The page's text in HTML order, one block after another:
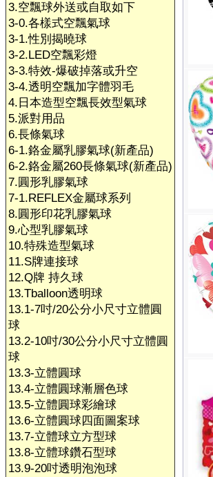
3.空飄球外送或自取如下
3-0.各樣式空飄氣球
3-1.性別揭曉球
3-2.LED空飄彩燈
3-3.特效-爆破掉落或升空
3-4.透明空飄加字體羽毛
4.日本造型空飄長效型氣球
5.派對用品
6.長條氣球
6-1.鉻金屬乳膠氣球(新產品)
6-2.鉻金屬260長條氣球(新產品)
7.圓形乳膠氣球
7-1.REFLEX金屬球系列
8.圓形印花乳膠氣球
9.心型乳膠氣球
10.特殊造型氣球
11.S牌連接球
12.Q牌 持久球
13.Tballoon透明球
13.1-7吋/20公分小尺寸立體圓
球
13.2-10吋/30公分小尺寸立體圓
球
13.3-立體圓球
13.4-立體圓球漸層色球
13.5-立體圓球彩繪球
13.6-立體圓球四面圖案球
13.7-立體球立方型球
13.8-立體球鑽石型球
13.9-20吋透明泡泡球